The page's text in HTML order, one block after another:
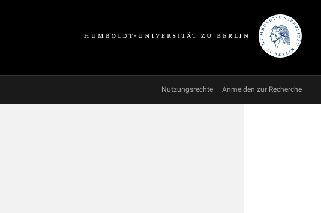
Nutzungsrechte Anmelden zur Recherche